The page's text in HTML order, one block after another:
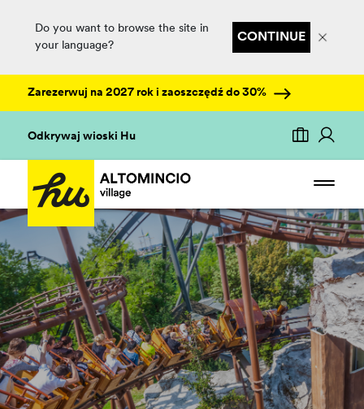
Do you want to browse the site in
your language?
CONTINUE
Zarezerwuj na 2027 rok i zaoszczędź do 30%
Odkrywaj wioski Hu